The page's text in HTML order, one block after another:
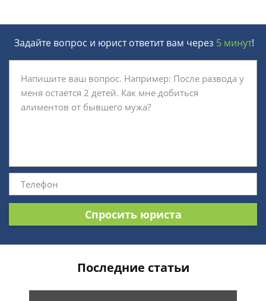
Задайте вопрос и юрист ответит вам через 5 минут!
Спросить юриста
Последние статьи